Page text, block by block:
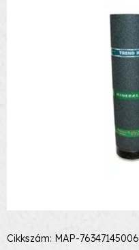
Cikkszám: MAP-76347145006